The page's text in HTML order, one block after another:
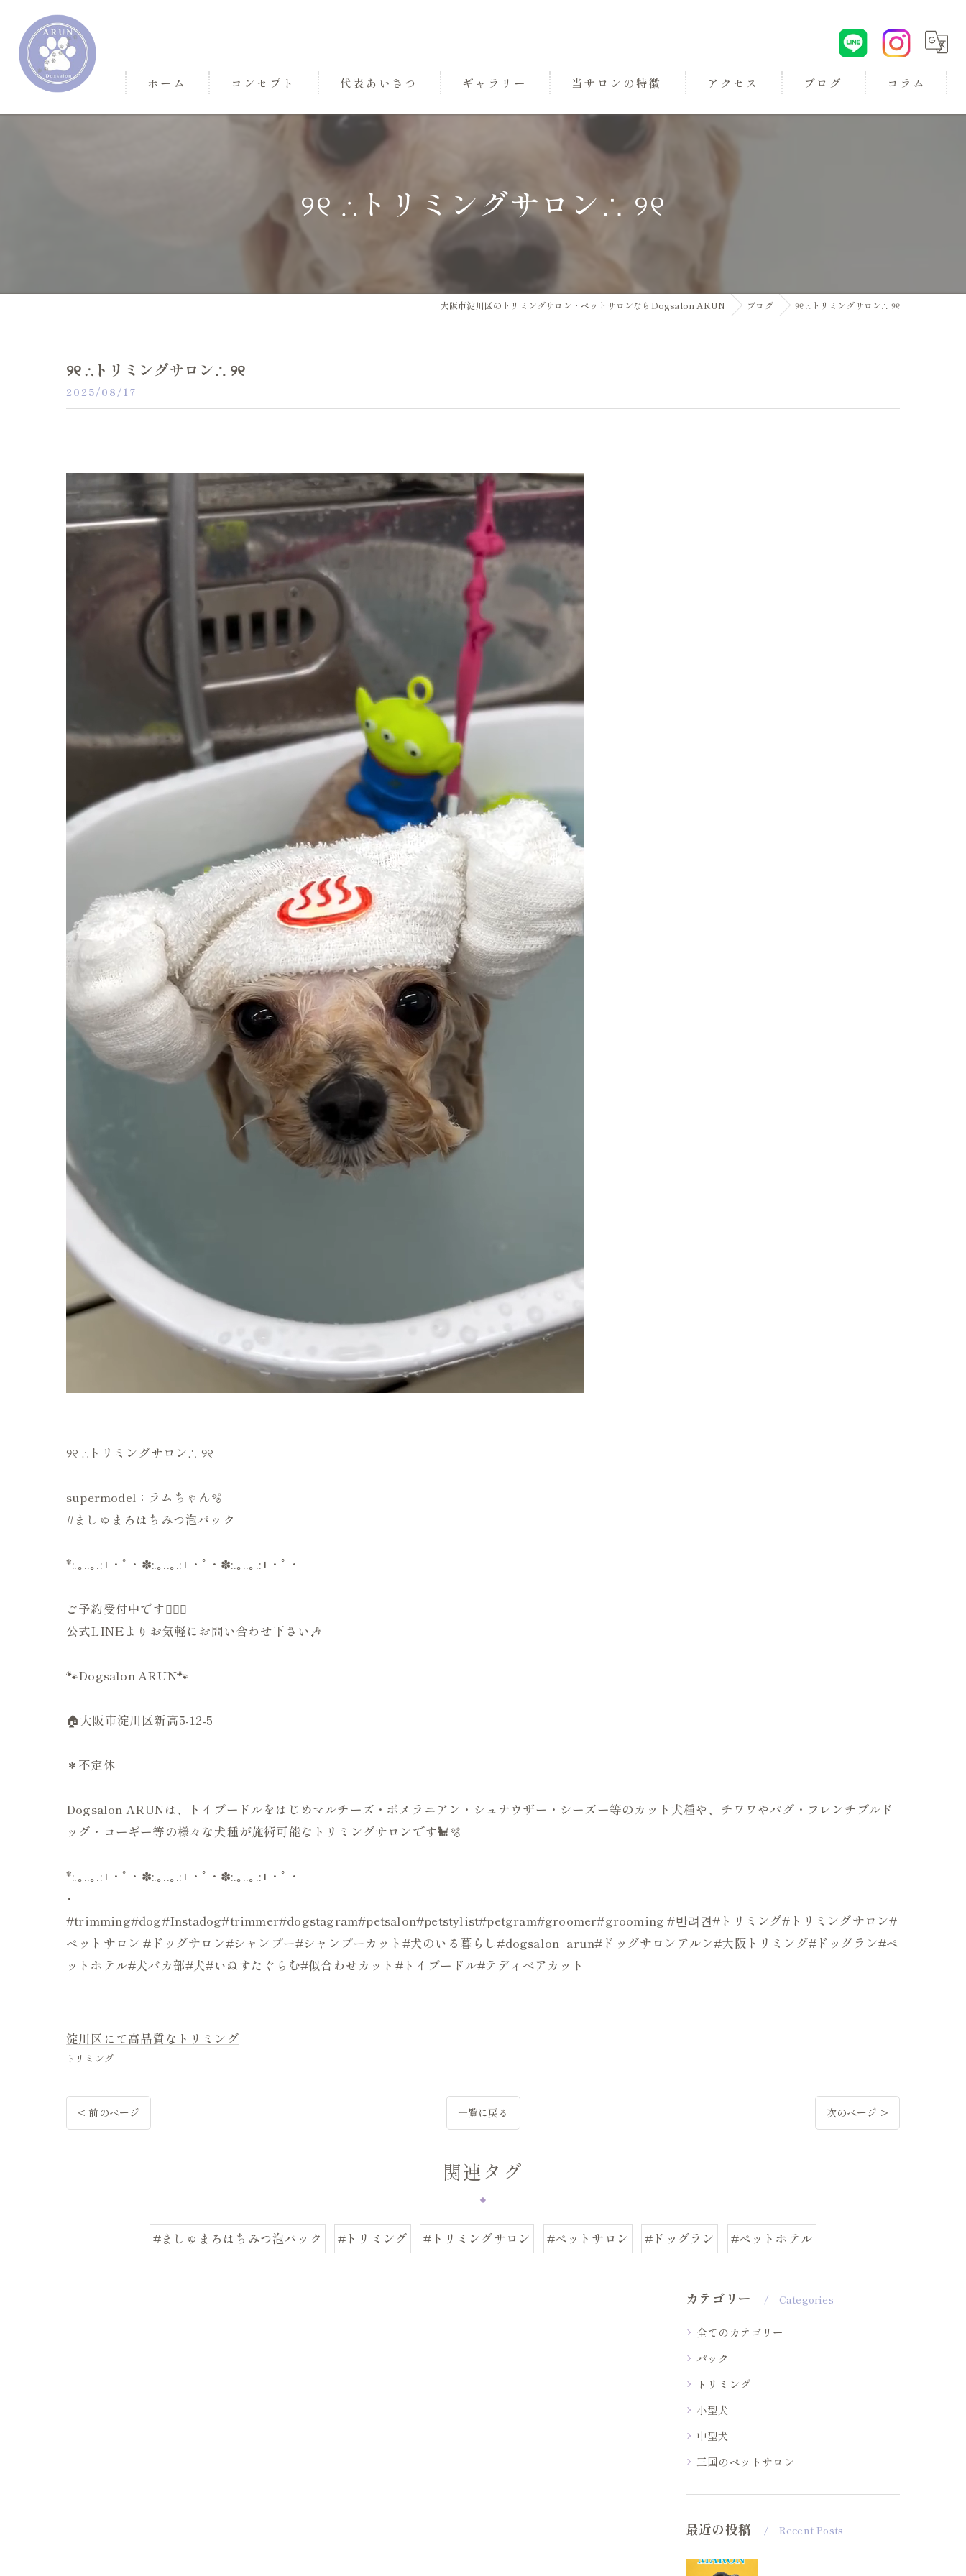
ホーム コンセプト 代表あいさつ ギャラリー 当サロンの特徴
小型犬
三国のペットサロン
アクセス ブログ コラム
୨୧ ∴トリミングサロン∴ ୨୧
大阪市淀川区のトリミングサロン・ペットサロンならDogsalon ARUN ブログ ୨୧ ∴トリミングサロン∴ ୨୧
୨୧ ∴トリミングサロン∴ ୨୧
2025/08/17
୨୧ ∴トリミングサロン∴ ୨୧
supermodel：ラムちゃん🫧
#ましゅまろはちみつ泡パック
*:.｡..｡.:+・ﾟ・✽:.｡..｡.:+・ﾟ・✽:.｡..｡.:+・ﾟ・
ご予約受付中です💁🏻‍♀️
公式LINEよりお気軽にお問い合わせ下さい🎶
🐾Dogsalon ARUN🐾
🏠大阪市淀川区新高5-12-5
＊不定休
Dogsalon ARUNは、トイプードルをはじめマルチーズ・ポメラニアン・シュナウザー・シーズー等のカット犬種や、チワワやパグ・フレンチブルド
ッグ・コーギー等の様々な犬種が施術可能なトリミングサロンです🐩🫧
*:.｡..｡.:+・ﾟ・✽:.｡..｡.:+・ﾟ・✽:.｡..｡.:+・ﾟ・
･
#trimming#dog#Instadog#trimmer#dogstagram#petsalon#petstylist#petgram#groomer#grooming #반려견#トリミング#トリミングサロン#
ペットサロン #ドッグサロン#シャンプー#シャンプーカット#犬のいる暮らし#dogsalon_arun#ドッグサロンアルン#大阪トリミング#ドッグラン#ペ
ットホテル#犬バカ部#犬#いぬすたぐらむ#似合わせカット#トイプードル#テディベアカット
淀川区にて高品質なトリミング
トリミング
< 前のページ 一覧に戻る 次のページ >
関連タグ
#ましゅまろはちみつ泡パック #トリミング #トリミングサロン #ペットサロン #ドッグラン #ペットホテル
カテゴリー Categories
全てのカテゴリー
パック
トリミング
小型犬
中型犬
三国のペットサロン
最近の投稿 Recent Posts